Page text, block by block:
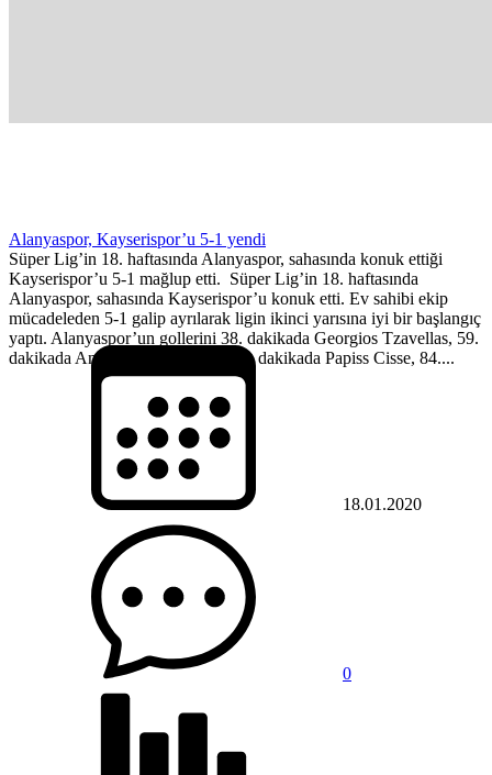
Alanyaspor, Kayserispor’u 5-1 yendi
Süper Lig’in 18. haftasında Alanyaspor, sahasında konuk ettiği
Kayserispor’u 5-1 mağlup etti. Süper Lig’in 18. haftasında
Alanyaspor, sahasında Kayserispor’u konuk etti. Ev sahibi ekip
mücadeleden 5-1 galip ayrılarak ligin ikinci yarısına iyi bir başlangıç
yaptı. Alanyaspor’un gollerini 38. dakikada Georgios Tzavellas, 59.
dakikada Anastasios Bakasetas, 62. dakikada Papiss Cisse, 84....
18.01.2020
0